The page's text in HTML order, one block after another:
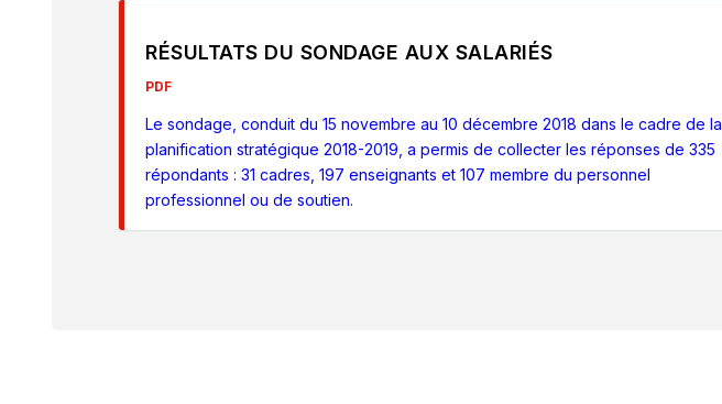
RÉSULTATS DU SONDAGE AUX SALARIÉS
PDF
Le sondage, conduit du 15 novembre au 10 décembre 2018 dans le cadre de la
planification stratégique 2018-2019, a permis de collecter les réponses de 335
répondants : 31 cadres, 197 enseignants et 107 membre du personnel
professionnel ou de soutien.